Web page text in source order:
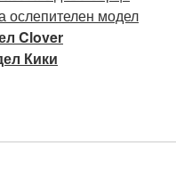
ослепителен модел
Clover
Кики